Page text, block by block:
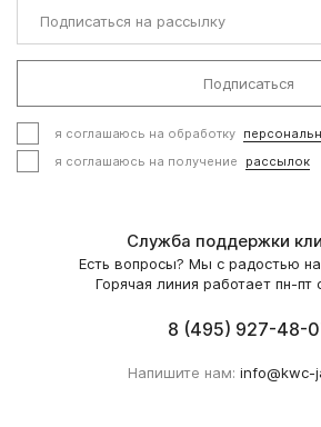
Подписаться
я соглашаюсь на обработку
я соглашаюсь на получение
рассылок
Служба поддержки
Есть вопросы? Мы с радостью
Горячая линия работает пн-пт
8 (495) 927-48-
Напишите нам: info@kwc-